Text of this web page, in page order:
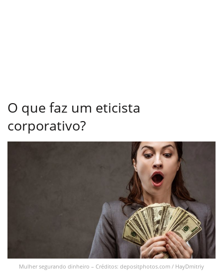
O que faz um eticista
corporativo?
Mulher segurando dinheiro – Créditos: depositphotos.com / HayDmitriy